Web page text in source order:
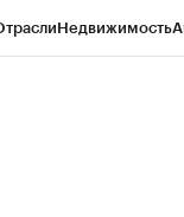
Недвижимость